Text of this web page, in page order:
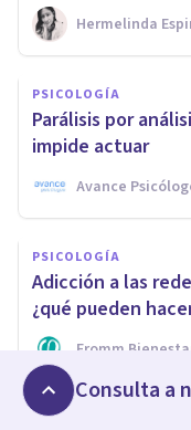
Hermelinda
PSICOLOGÍA
Parálisis por
impide actuar
Avance
PSICOLOGÍA
Adicción a las
¿qué pueden
Fromm
Consulta a